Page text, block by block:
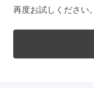
再度お試しください。